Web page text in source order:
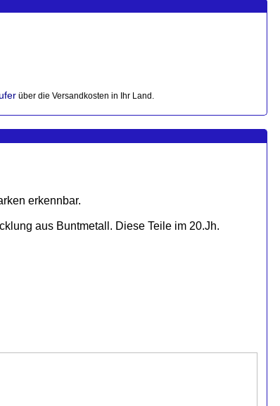
über die Versandkosten in Ihr Land.
erkennbar.
aus Buntmetall. Diese Teile im 20.Jh.